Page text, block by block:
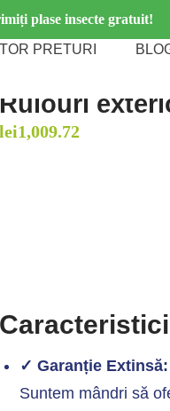
plase insecte gratuit!
PRETURI
Rulouri
lei1,009.72
✓ Garanție Extinsă:
Suntem mândri să